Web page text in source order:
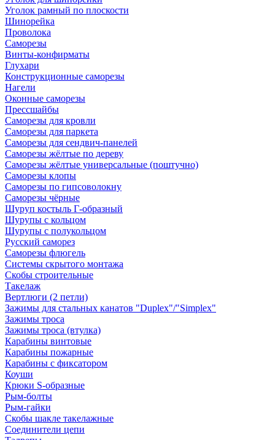
Уголок рамный по плоскости
Шинорейка
Проволока
Саморезы
Винты-конфирматы
Глухари
Конструкционные саморезы
Нагели
Оконные саморезы
Прессшайбы
Саморезы для кровли
Саморезы для паркета
Саморезы для сендвич-панелей
Саморезы жёлтые по дереву
Саморезы жёлтые универсальные (поштучно)
Саморезы клопы
Саморезы по гипсоволокну
Саморезы чёрные
Шуруп костыль Г-образный
Шурупы с кольцом
Шурупы с полукольцом
Русский саморез
Саморезы флюгель
Системы скрытого монтажа
Скобы строительные
Такелаж
Вертлюги (2 петли)
Зажимы для стальных канатов "Duplex"/"Simplex"
Зажимы троса
Зажимы троса (втулка)
Карабины винтовые
Карабины пожарные
Карабины с фиксатором
Коуши
Крюки S-образные
Рым-болты
Рым-гайки
Скобы шакле такелажные
Соединители цепи